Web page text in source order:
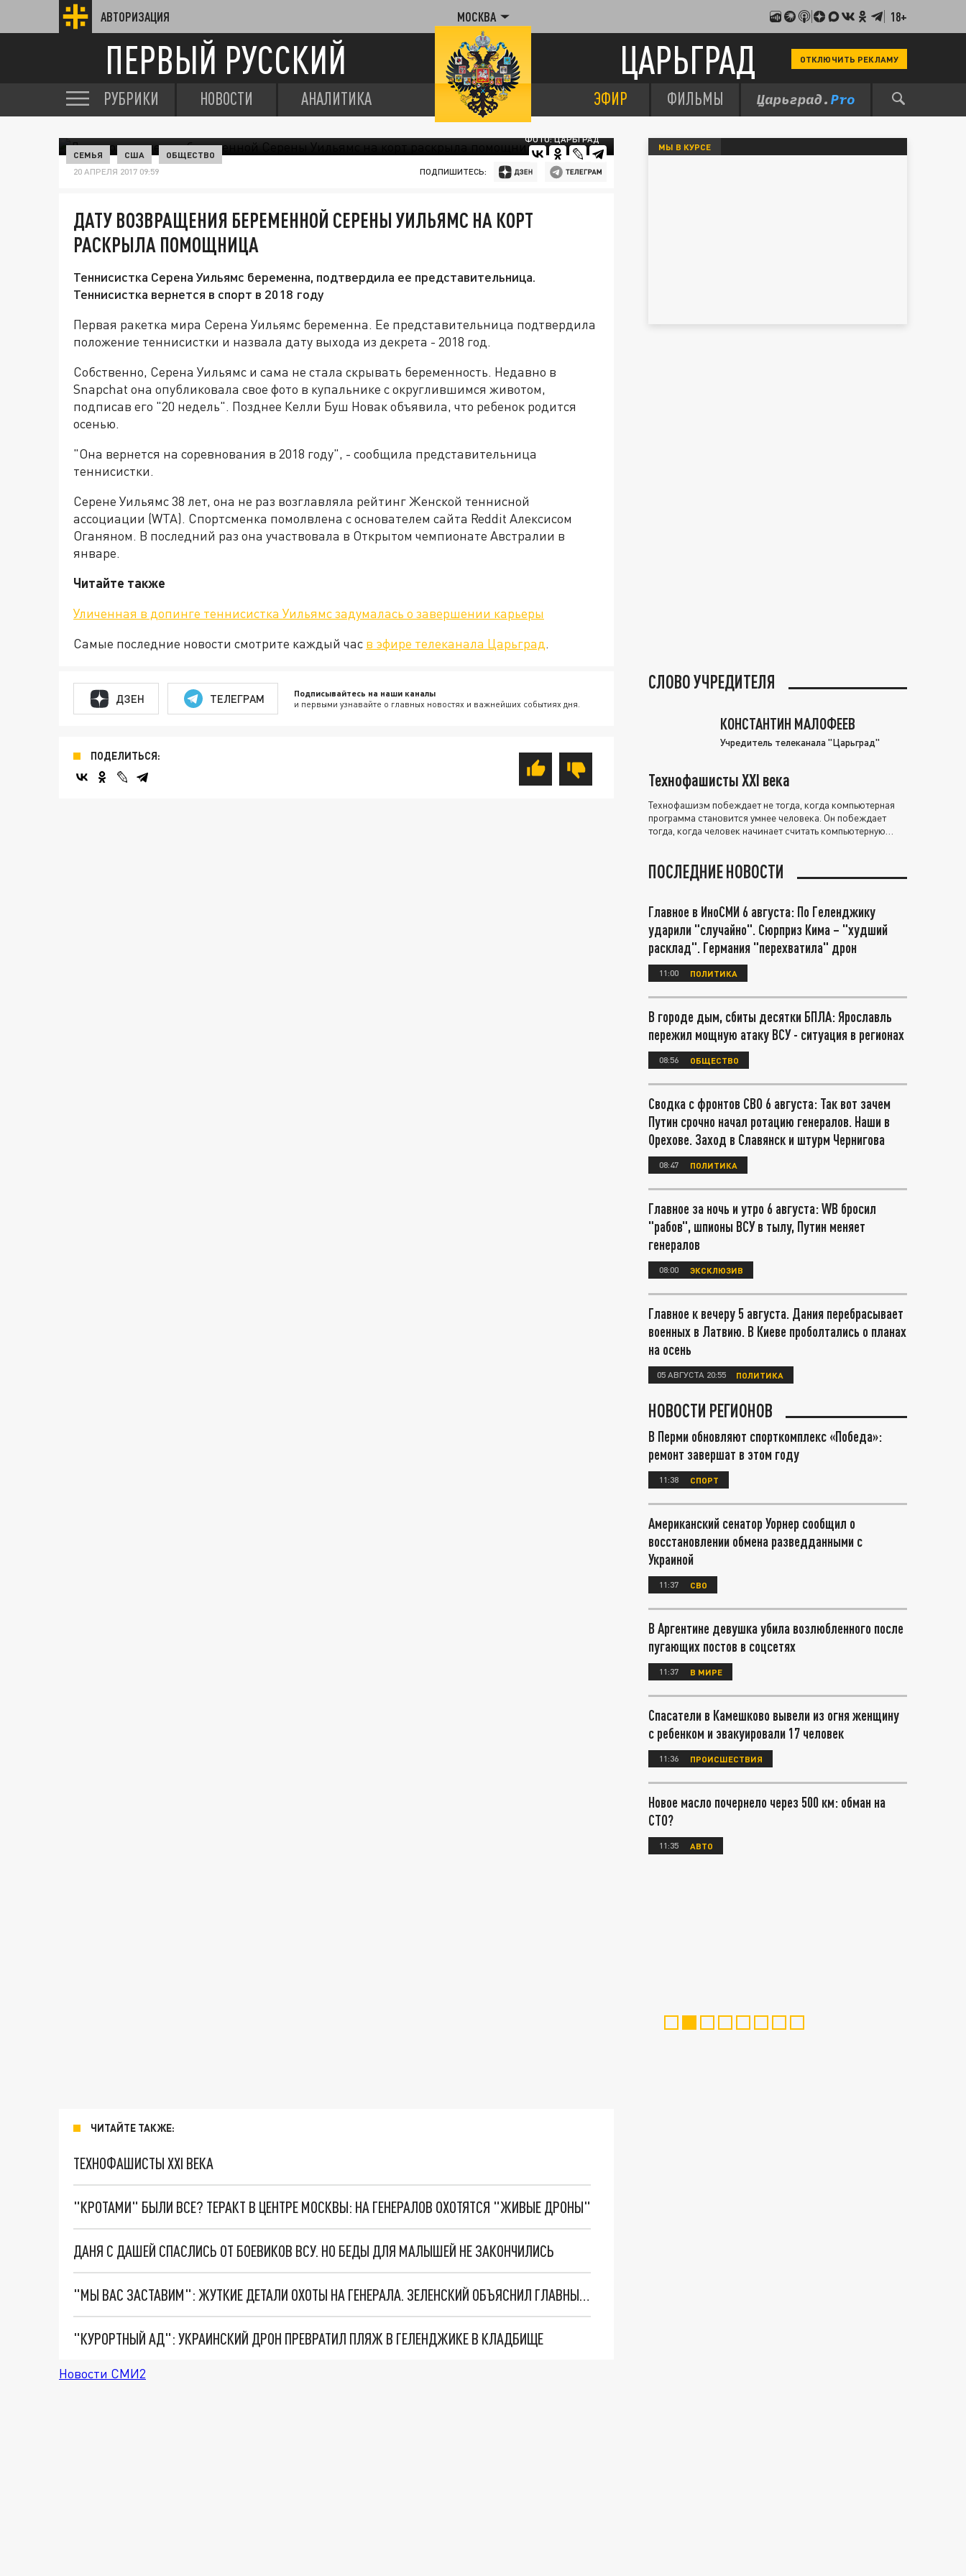
АВТОРИЗАЦИЯ МОСКВА 18+
ПЕРВЫЙ РУССКИЙ ЦАРЬГРАД ОТКЛЮЧИТЬ РЕКЛАМУ
РУБРИКИ НОВОСТИ АНАЛИТИКА ЭФИР ФИЛЬМЫ
ФОТО: ЦАРЬГРАД
СЕМЬЯ США ОБЩЕСТВО
20 АПРЕЛЯ 2017 09:59 ПОДПИШИТЕСЬ:
ДАТУ ВОЗВРАЩЕНИЯ БЕРЕМЕННОЙ СЕРЕНЫ УИЛЬЯМС НА КОРТ
РАСКРЫЛА ПОМОЩНИЦА
Теннисистка Серена Уильямс беременна, подтвердила ее представительница.
Теннисистка вернется в спорт в 2018 году
Первая ракетка мира Серена Уильямс беременна. Ее представительница подтвердила
положение теннисистки и назвала дату выхода из декрета - 2018 год.
Собственно, Серена Уильямс и сама не стала скрывать беременность. Недавно в
Snapchat она опубликовала свое фото в купальнике с округлившимся животом,
подписав его "20 недель". Позднее Келли Буш Новак объявила, что ребенок родится
осенью.
"Она вернется на соревнования в 2018 году", - сообщила представительница
теннисистки.
Серене Уильямс 38 лет, она не раз возглавляла рейтинг Женской теннисной
ассоциации (WTA). Спортсменка помолвлена с основателем сайта Reddit Алексисом
Оганяном. В последний раз она участвовала в Открытом чемпионате Австралии в
январе.
Читайте также
Уличенная в допинге теннисистка Уильямс задумалась о завершении карьеры
Самые последние новости смотрите каждый час в эфире телеканала Царьград.
ДЗЕН ТЕЛЕГРАМ Подписывайтесь на наши каналы
и первыми узнавайте о главных новостях и важнейших событиях дня.
ПОДЕЛИТЬСЯ:
ЧИТАЙТЕ ТАКЖЕ:
ТЕХНОФАШИСТЫ XXI ВЕКА
"КРОТАМИ" БЫЛИ ВСЕ? ТЕРАКТ В ЦЕНТРЕ МОСКВЫ: НА ГЕНЕРАЛОВ ОХОТЯТСЯ "ЖИВЫЕ ДРОНЫ"
ДАНЯ С ДАШЕЙ СПАСЛИСЬ ОТ БОЕВИКОВ ВСУ. НО БЕДЫ ДЛЯ МАЛЫШЕЙ НЕ ЗАКОНЧИЛИСЬ
"МЫ ВАС ЗАСТАВИМ": ЖУТКИЕ ДЕТАЛИ ОХОТЫ НА ГЕНЕРАЛА. ЗЕЛЕНСКИЙ ОБЪЯСНИЛ ГЛАВНЫЙ СМЫСЛ ТЕРАКТА В ЦЕНТРЕ МОСКВЫ
"КУРОРТНЫЙ АД": УКРАИНСКИЙ ДРОН ПРЕВРАТИЛ ПЛЯЖ В ГЕЛЕНДЖИКЕ В КЛАДБИЩЕ
Новости СМИ2
МЫ В КУРСЕ
СЛОВО УЧРЕДИТЕЛЯ
КОНСТАНТИН МАЛОФЕЕВ
Учредитель телеканала "Царьград"
Технофашисты XXI века
Технофашизм побеждает не тогда, когда компьютерная
программа становится умнее человека. Он побеждает
тогда, когда человек начинает считать компьютерную
ПОСЛЕДНИЕ НОВОСТИ
Главное в ИноСМИ 6 августа: По Геленджику
ударили "случайно". Сюрприз Кима – "худший
расклад". Германия "перехватила" дрон
11:00 ПОЛИТИКА
В городе дым, сбиты десятки БПЛА: Ярославль
пережил мощную атаку ВСУ - ситуация в регионах
08:56 ОБЩЕСТВО
Сводка с фронтов СВО 6 августа: Так вот зачем
Путин срочно начал ротацию генералов. Наши в
Орехове. Заход в Славянск и штурм Чернигова
08:47 ПОЛИТИКА
Главное за ночь и утро 6 августа: WB бросил
"рабов", шпионы ВСУ в тылу, Путин меняет
генералов
08:00 ЭКСКЛЮЗИВ
Главное к вечеру 5 августа. Дания перебрасывает
военных в Латвию. В Киеве проболтались о планах
на осень
05 АВГУСТА 20:55 ПОЛИТИКА
НОВОСТИ РЕГИОНОВ
В Перми обновляют спорткомплекс «Победа»:
ремонт завершат в этом году
11:38 СПОРТ
Американский сенатор Уорнер сообщил о
восстановлении обмена разведданными с
Украиной
11:37 СВО
В Аргентине девушка убила возлюбленного после
пугающих постов в соцсетях
11:37 В МИРЕ
Спасатели в Камешково вывели из огня женщину
с ребенком и эвакуировали 17 человек
11:36 ПРОИСШЕСТВИЯ
Новое масло почернело через 500 км: обман на
СТО?
11:35 АВТО